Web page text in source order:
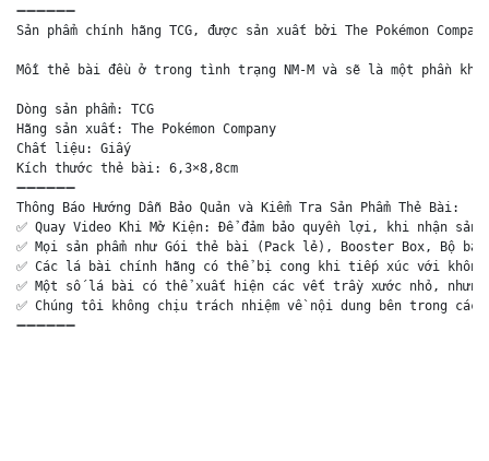
➖➖➖➖➖➖
Sản phẩm chính hãng TCG, được sản xuất bởi The Pokémon
Mỗi thẻ bài đều ở trong tình trạng NM-M và sẽ là một phần
Dòng sản phẩm: TCG
Hãng sản xuất: The Pokémon Company
Chất liệu: Giấy
Kích thước thẻ bài: 6,3×8,8cm
➖➖➖➖➖➖
Thông Báo Hướng Dẫn Bảo Quản và Kiểm Tra Sản Phẩm Thẻ Bài:
✅ Quay Video Khi Mở Kiện: Để đảm bảo quyền lợi, khi nhận
✅ Mọi sản phẩm như Gói thẻ bài (Pack lẻ), Booster Box, Bộ
✅ Các lá bài chính hãng có thể bị cong khi tiếp xúc với
✅ Một số lá bài có thể xuất hiện các vết trầy xước nhỏ,
✅ Chúng tôi không chịu trách nhiệm về nội dung bên trong
➖➖➖➖➖➖